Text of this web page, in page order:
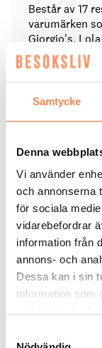
Samtycke
Denna
Vi använder
och annonserna
för sociala
vidarebefordrar
information från
annons- och
Dessa kan i sin
information som
Består av 17
varumärken
Giorgio's,
Serverar över
närmare 600
Taggar
URBAN